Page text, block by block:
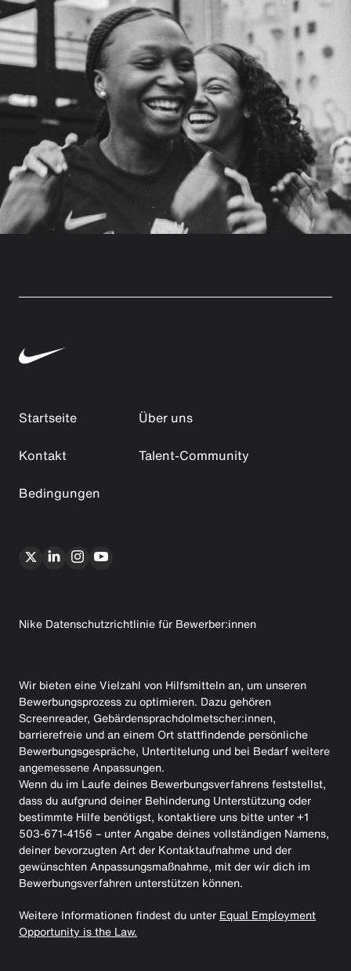
Startseite
Über uns
Kontakt
Talent-Community
Bedingungen
Nike Datenschutzrichtlinie für Bewerber:innen
Wir bieten eine Vielzahl von Hilfsmitteln an, um unseren
Bewerbungsprozess zu optimieren. Dazu gehören
Screenreader, Gebärdensprachdolmetscher:innen,
barrierefreie und an einem Ort stattfindende persönliche
Bewerbungsgespräche, Untertitelung und bei Bedarf weitere
angemessene Anpassungen.
Wenn du im Laufe deines Bewerbungsverfahrens feststellst,
dass du aufgrund deiner Behinderung Unterstützung oder
bestimmte Hilfe benötigst, kontaktiere uns bitte unter +1
503-671-4156 – unter Angabe deines vollständigen Namens,
deiner bevorzugten Art der Kontaktaufnahme und der
gewünschten Anpassungsmaßnahme, mit der wir dich im
Bewerbungsverfahren unterstützen können.
Weitere Informationen findest du unter Equal Employment
Opportunity is the Law.